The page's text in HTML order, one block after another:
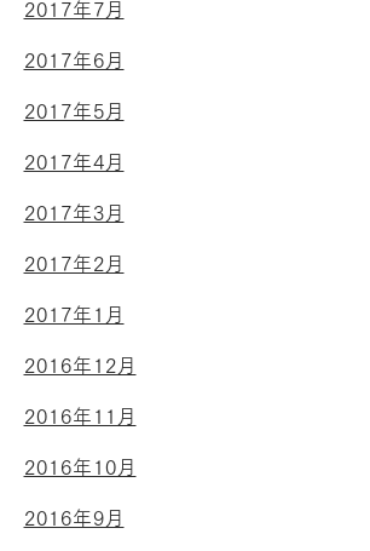
2017年7月
2017年6月
2017年5月
2017年4月
2017年3月
2017年2月
2017年1月
2016年12月
2016年11月
2016年10月
2016年9月